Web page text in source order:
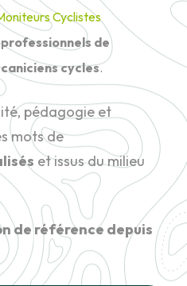
Cyclistes
professionnels de
cycles.
pédagogie et
mots de
et issus du milieu
de référence depuis